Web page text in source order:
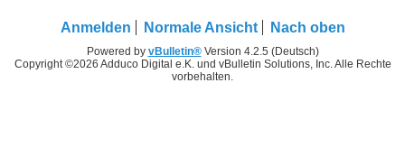
Anmelden Normale Ansicht Nach oben
Powered by vBulletin®Version 4.2.5 (Deutsch)
Copyright ©2026 Adduco Digital e.K. und vBulletin Solutions, Inc. Alle Rechte
vorbehalten.